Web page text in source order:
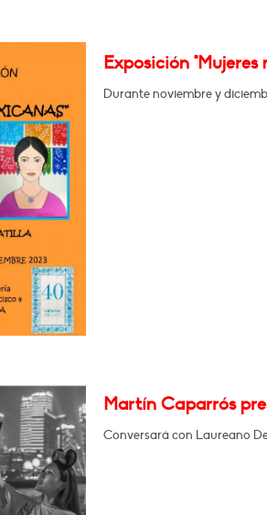
Exposición
Durante noviembre y
Martín Caparrós
Conversará con Laureano